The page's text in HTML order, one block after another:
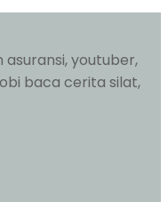
asuransi, youtuber,
baca cerita silat,